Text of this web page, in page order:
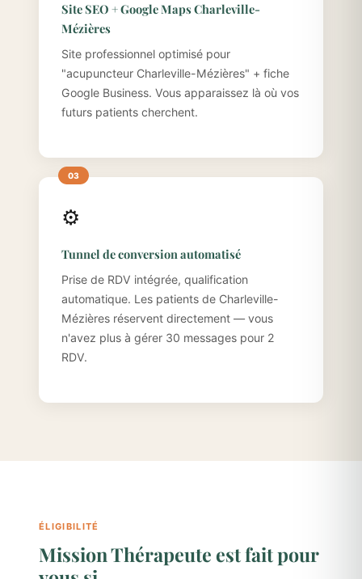
Site SEO + Google Maps Charleville-
Mézières
Site professionnel optimisé pour
"acupuncteur Charleville-Mézières" + fiche
Google Business. Vous apparaissez là où vos
futurs patients cherchent.
⚙️
Tunnel de conversion automatisé
Prise de RDV intégrée, qualification
automatique. Les patients de Charleville-
Mézières réservent directement — vous
n'avez plus à gérer 30 messages pour 2
RDV.
ÉLIGIBILITÉ
Mission Thérapeute est fait pour